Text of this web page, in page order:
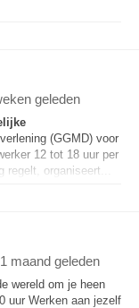
geleden
(GGMD) voor
12 tot 18 uur per
organiseert...
1 maand geleden
wereld om je heen
uur Werken aan jezelf